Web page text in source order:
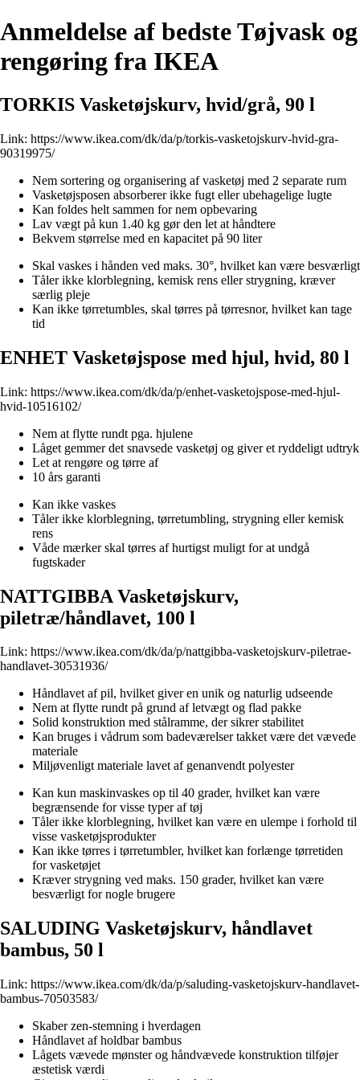
Anmeldelse af bedste Tøjvask og
rengøring fra IKEA
TORKIS Vasketøjskurv, hvid/grå, 90 l
Link: https://www.ikea.com/dk/da/p/torkis-vasketojskurv-hvid-gra-
90319975/
Nem sortering og organisering af vasketøj med 2 separate rum
Vasketøjsposen absorberer ikke fugt eller ubehagelige lugte
Kan foldes helt sammen for nem opbevaring
Lav vægt på kun 1.40 kg gør den let at håndtere
Bekvem størrelse med en kapacitet på 90 liter
Skal vaskes i hånden ved maks. 30°, hvilket kan være besværligt
Tåler ikke klorblegning, kemisk rens eller strygning, kræver
særlig pleje
Kan ikke tørretumbles, skal tørres på tørresnor, hvilket kan tage
tid
ENHET Vasketøjspose med hjul, hvid, 80 l
Link: https://www.ikea.com/dk/da/p/enhet-vasketojspose-med-hjul-
hvid-10516102/
Nem at flytte rundt pga. hjulene
Låget gemmer det snavsede vasketøj og giver et ryddeligt udtryk
Let at rengøre og tørre af
10 års garanti
Kan ikke vaskes
Tåler ikke klorblegning, tørretumbling, strygning eller kemisk
rens
Våde mærker skal tørres af hurtigst muligt for at undgå
fugtskader
NATTGIBBA Vasketøjskurv,
piletræ/håndlavet, 100 l
Link: https://www.ikea.com/dk/da/p/nattgibba-vasketojskurv-piletrae-
handlavet-30531936/
Håndlavet af pil, hvilket giver en unik og naturlig udseende
Nem at flytte rundt på grund af letvægt og flad pakke
Solid konstruktion med stålramme, der sikrer stabilitet
Kan bruges i vådrum som badeværelser takket være det vævede
materiale
Miljøvenligt materiale lavet af genanvendt polyester
Kan kun maskinvaskes op til 40 grader, hvilket kan være
begrænsende for visse typer af tøj
Tåler ikke klorblegning, hvilket kan være en ulempe i forhold til
visse vasketøjsprodukter
Kan ikke tørres i tørretumbler, hvilket kan forlænge tørretiden
for vasketøjet
Kræver strygning ved maks. 150 grader, hvilket kan være
besværligt for nogle brugere
SALUDING Vasketøjskurv, håndlavet
bambus, 50 l
Link: https://www.ikea.com/dk/da/p/saluding-vasketojskurv-handlavet-
bambus-70503583/
Skaber zen-stemning i hverdagen
Håndlavet af holdbar bambus
Lågets vævede mønster og håndvævede konstruktion tilføjer
æstetisk værdi